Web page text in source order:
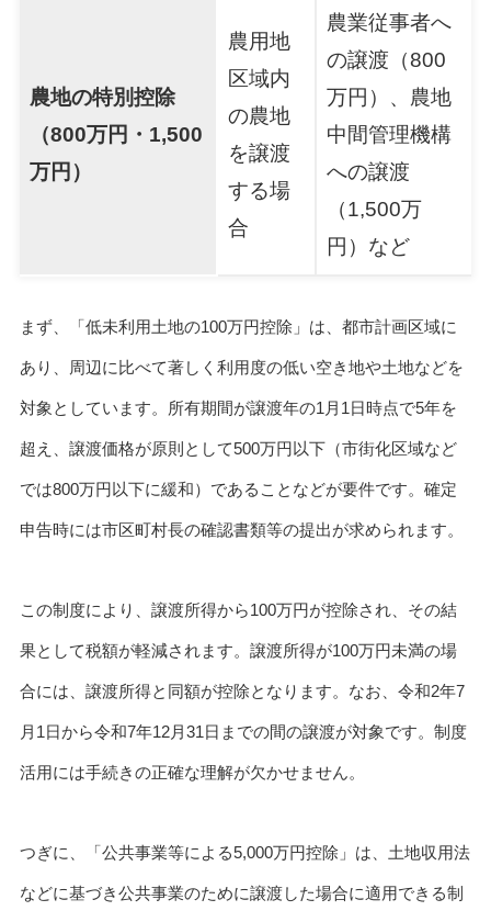
農地の特別控除
（800万円・1,500
万円）
農用地
区域内
の農地
を譲渡
する場
合
農業従事者へ
の譲渡（800
万円）、農地
中間管理機構
への譲渡
（1,500万
円）など
まず、「低未利用土地の100万円控除」は、都市計画区域に
あり、周辺に比べて著しく利用度の低い空き地や土地などを
対象としています。所有期間が譲渡年の1月1日時点で5年を
超え、譲渡価格が原則として500万円以下（市街化区域など
では800万円以下に緩和）であることなどが要件です。確定
申告時には市区町村長の確認書類等の提出が求められます。
この制度により、譲渡所得から100万円が控除され、その結
果として税額が軽減されます。譲渡所得が100万円未満の場
合には、譲渡所得と同額が控除となります。なお、令和2年7
月1日から令和7年12月31日までの間の譲渡が対象です。制度
活用には手続きの正確な理解が欠かせません。
つぎに、「公共事業等による5,000万円控除」は、土地収用法
などに基づき公共事業のために譲渡した場合に適用できる制